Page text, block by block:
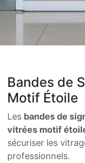
Bandes de
Motif Étoile
Les bandes de
vitrées motif
sécuriser les
professionnels.